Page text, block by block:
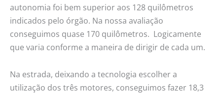
autonomia foi bem superior aos 128 quilômetros
indicados pelo órgão. Na nossa avaliação
conseguimos quase 170 quilômetros. Logicamente
que varia conforme a maneira de dirigir de cada um.
Na estrada, deixando a tecnologia escolher a
utilização dos três motores, conseguimos fazer 18,3